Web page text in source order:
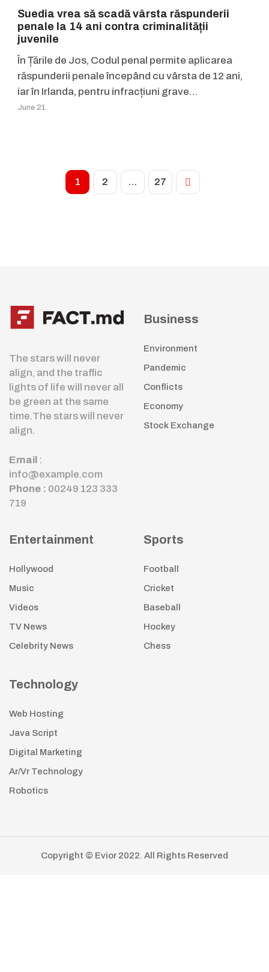
Suedia vrea să scadă vârsta răspunderii
penale la 14 ani contra criminalității
juvenile
În Țările de Jos, Codul penal permite aplicarea
răspunderii penale începând cu vârsta de 12 ani,
iar în Irlanda, pentru infracțiuni grave…
June 21
1 2 … 27
The stars will never
align, and the traffic
lights of life will never all
be green at the same
time.The stars will never
align.
Email :
info@example.com
Phone : 00249 123 333
719
Business
Environment
Pandemic
Conflicts
Economy
Stock Exchange
Entertainment
Hollywood
Music
Videos
TV News
Celebrity News
Sports
Football
Cricket
Baseball
Hockey
Chess
Technology
Web Hosting
Java Script
Digital Marketing
Ar/Vr Technology
Robotics
Copyright © Evior 2022. All Rights Reserved